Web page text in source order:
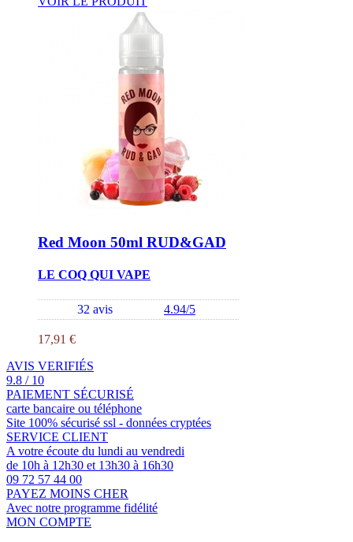
Red Moon 50ml RUD&GAD
LE COQ QUI VAPE
32 avis 4.94/5
17,91 €
AVIS VERIFIÉS
9.8 / 10
PAIEMENT SÉCURISÉ
carte bancaire ou téléphone
Site 100% sécurisé ssl - données cryptées
SERVICE CLIENT
A votre écoute du lundi au vendredi
de 10h à 12h30 et 13h30 à 16h30
09 72 57 44 00
PAYEZ MOINS CHER
Avec notre programme fidélité
MON COMPTE